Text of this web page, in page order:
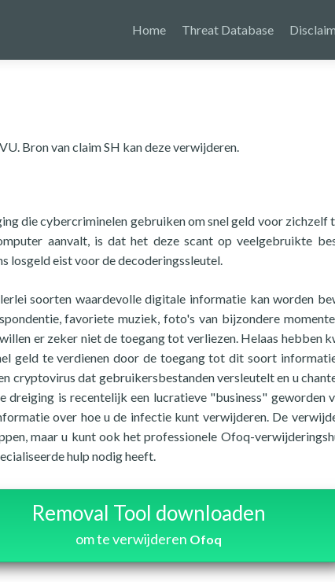
Home Threat Database
Bron van claim SH kan deze verwijderen.
die cybercriminelen gebruiken om snel geld voor zichzelf
aanvalt, is dat het deze scant op veelgebruikte
losgeld eist voor de decoderingssleutel.
soorten waardevolle digitale informatie kan worden
favoriete muziek, foto's van bijzondere
er zeker niet de toegang tot verliezen. Helaas hebben
geld te verdienen door de toegang tot dit soort
cryptovirus dat gebruikersbestanden versleutelt en u
dreiging is recentelijk een lucratieve "business" geworden
over hoe u de infectie kunt verwijderen. De
maar u kunt ook het professionele Ofoq-
hulp nodig heeft.
Removal Tool downloaden
om te verwijderen Ofoq